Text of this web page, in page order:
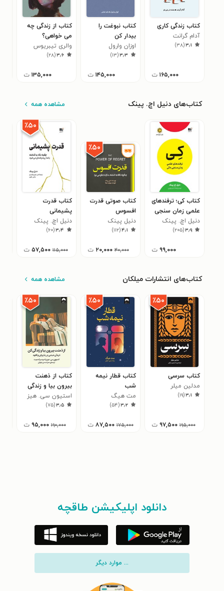
کتاب زندگی کاری
آدام گرانت
۳٫۱(۳۸)
۱۶۵,۰۰۰ ت
کتاب نبوغت را
بیدار کن
اوزان وارول
۳٫۳(۱۳)
۱۴۵,۰۰۰ ت
کتاب از زندگی چه
می خواهی؟
والری تیبریوس
۳٫۶(۲۸)
۱۳۵,۰۰۰ ت
کتاب‌های دنیل اچ. پینک مشاهده همه
کتاب کی؛ ترفندهای
علمی زمان سنجی
عالی
دنیل اچ. پینک
۳٫۹(۲۰۵)
۹۹,۰۰۰ ت
٪۵۰
کتاب صوتی قدرت
افسوس
دنیل پینک
۴٫۱(۱۱۲)
۴۰,۰۰۰ ۲۰,۰۰۰ ت
٪۵۰
کتاب قدرت
پشیمانی
دنیل اچ. پینک
۳٫۴(۶۰)
۱۱۵,۰۰۰ ۵۷,۵۰۰ ت
کتاب‌های انتشارات میلکان مشاهده همه
٪۵۰
کتاب سرسی
مدلین میلر
۳٫۱(۱۹)
۱۹۵,۰۰۰ ۹۷,۵۰۰ ت
٪۵۰
کتاب قطار نیمه
شب
مت هیگ
۳٫۲(۵۴)
۱۷۵,۰۰۰ ۸۷,۵۰۰ ت
٪۵۰
کتاب از ذهنت
بیرون بیا و زندگی
کن
استیون سی. هیز
۳٫۵(۷۵)
۱۹۰,۰۰۰ ۹۵,۰۰۰ ت
دانلود اپلیکیشن طاقچه
... موارد دیگر